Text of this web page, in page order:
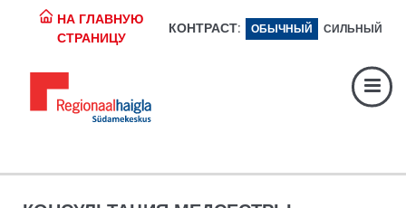
НА ГЛАВНУЮ
СТРАНИЦУ
КОНТРАСТ: ОБЫЧНЫЙ СИЛЬНЫЙ
Регистратура: 617 1049
Экстренная помощь:
Digiregistratuur: